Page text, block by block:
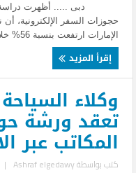
دبى ..... أظهرت دراسة
حجوزات السفر الإلكترونية،
الإمارات ارتفعت بنسبة 56% خلال النصف الأول من العام ...
إقرأ المزيد
وكلاء
تعقد ورشة
المكاتب عبر
كتب بواسطةAshraf elgedawy
|